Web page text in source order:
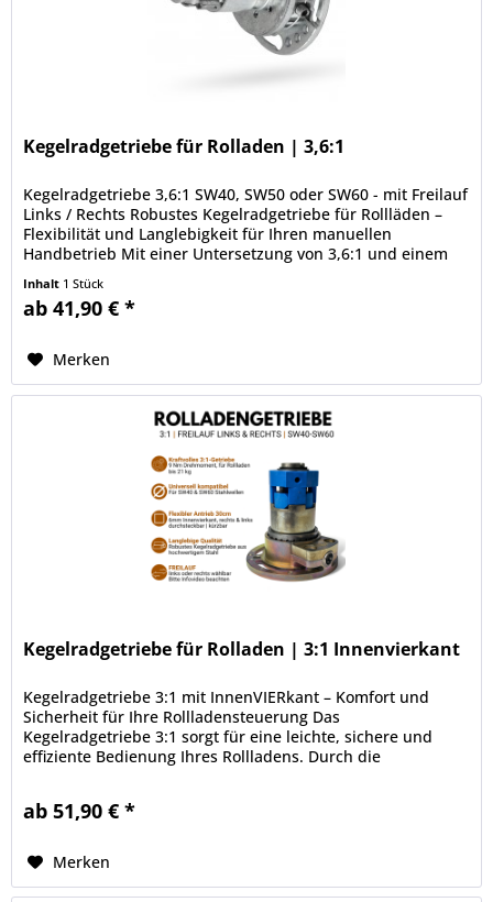
Kegelradgetriebe für Rolladen | 3,6:1
Kegelradgetriebe 3,6:1 SW40, SW50 oder SW60 - mit Freilauf
Links / Rechts Robustes Kegelradgetriebe für Rollläden –
Flexibilität und Langlebigkeit für Ihren manuellen
Handbetrieb Mit einer Untersetzung von 3,6:1 und einem
Inhalt 1 Stück
ab 41,90 € *
Merken
Kegelradgetriebe für Rolladen | 3:1 Innenvierkant
Kegelradgetriebe 3:1 mit InnenVIERkant – Komfort und
Sicherheit für Ihre Rollladensteuerung Das
Kegelradgetriebe 3:1 sorgt für eine leichte, sichere und
effiziente Bedienung Ihres Rollladens. Durch die
ab 51,90 € *
Merken